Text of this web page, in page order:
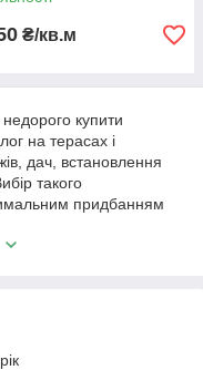
₴/кв.м
купити
на терасах і
дач, встановлення
такого
придбанням
Наша терасна
створити саме той